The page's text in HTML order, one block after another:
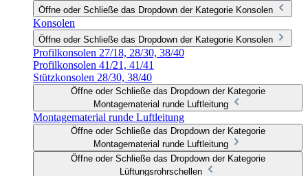
Öffne oder Schließe das Dropdown der Kategorie Konsolen
Konsolen
Öffne oder Schließe das Dropdown der Kategorie Konsolen
Profilkonsolen 27/18, 28/30, 38/40
Profilkonsolen 41/21, 41/41
Stützkonsolen 28/30, 38/40
Öffne oder Schließe das Dropdown der Kategorie
Montagematerial runde Luftleitung
Montagematerial runde Luftleitung
Öffne oder Schließe das Dropdown der Kategorie
Montagematerial runde Luftleitung
Öffne oder Schließe das Dropdown der Kategorie
Lüftungsrohrschellen